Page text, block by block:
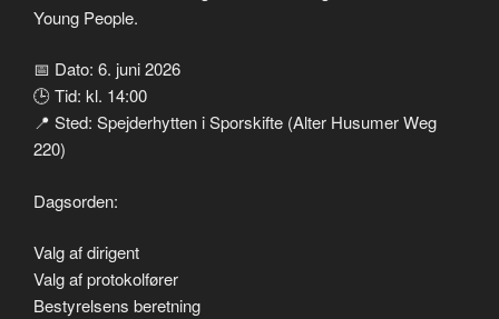
Young People.
📅 Dato: 6. juni 2026
🕒 Tid: kl. 14:00
📍 Sted: Spejderhytten i Sporskifte (Alter Husumer Weg
220)
Dagsorden:
Valg af dirigent
Valg af protokolfører
Bestyrelsens beretning